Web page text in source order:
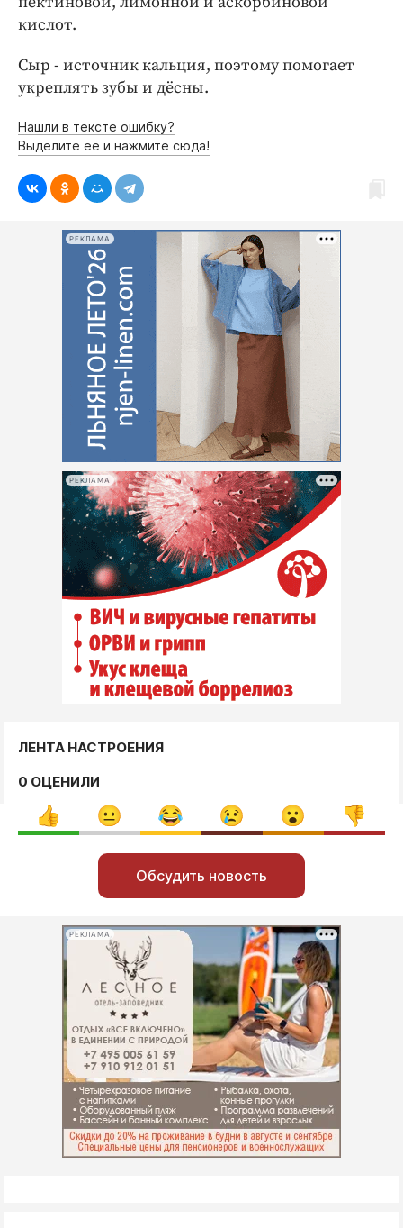
кислот.
Сыр - источник кальция, поэтому помогает
укреплять зубы и дёсны.
Нашли в тексте ошибку?
Выделите её и нажмите сюда!
РЕКЛАМА
РЕКЛАМА
ЛЕНТА НАСТРОЕНИЯ
0 ОЦЕНИЛИ
Обсудить новость
РЕКЛАМА